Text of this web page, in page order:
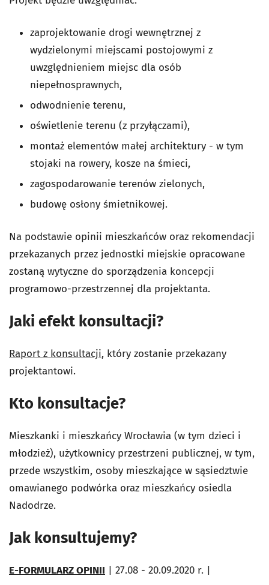
zaprojektowanie drogi wewnętrznej z
wydzielonymi miejscami postojowymi z
uwzględnieniem miejsc dla osób
niepełnosprawnych,
odwodnienie terenu,
oświetlenie terenu (z przyłączami),
montaż elementów małej architektury - w tym
stojaki na rowery, kosze na śmieci,
zagospodarowanie terenów zielonych,
budowę osłony śmietnikowej.
Na podstawie opinii mieszkańców oraz rekomendacji
przekazanych przez jednostki miejskie opracowane
zostaną wytyczne do sporządzenia koncepcji
programowo-przestrzennej dla projektanta.
Jaki efekt konsultacji?
Raport z konsultacji, który zostanie przekazany
projektantowi.
Kto konsultacje?
Mieszkanki i mieszkańcy Wrocławia (w tym dzieci i
młodzież), użytkownicy przestrzeni publicznej, w tym,
przede wszystkim, osoby mieszkające w sąsiedztwie
omawianego podwórka oraz mieszkańcy osiedla
Nadodrze.
Jak konsultujemy?
E-FORMULARZ OPINII | 27.08 - 20.09.2020 r. |